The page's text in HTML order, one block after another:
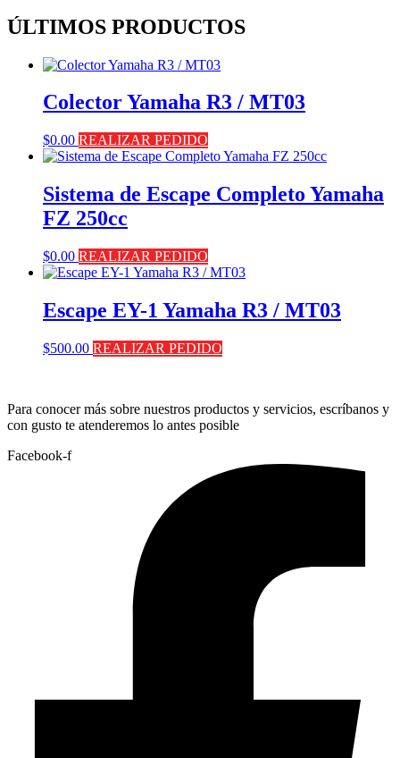
ÚLTIMOS PRODUCTOS
Colector Yamaha R3 / MT03
$0.00 REALIZAR PEDIDO
Sistema de Escape Completo Yamaha
FZ 250cc
$0.00 REALIZAR PEDIDO
Escape EY-1 Yamaha R3 / MT03
$500.00 REALIZAR PEDIDO
Para conocer más sobre nuestros productos y servicios, escríbanos y
con gusto te atenderemos lo antes posible
Facebook-f